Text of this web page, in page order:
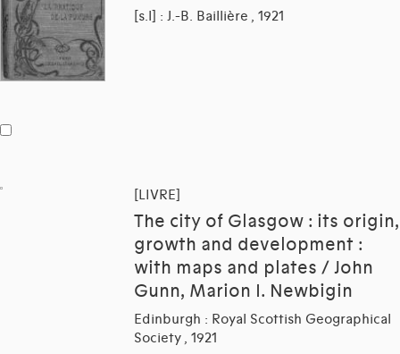
[s.l] : J.-B. Baillière , 1921
[LIVRE]
The city of Glasgow : its origin,
growth and development :
with maps and plates / John
Gunn, Marion I. Newbigin
Edinburgh : Royal Scottish Geographical
Society , 1921